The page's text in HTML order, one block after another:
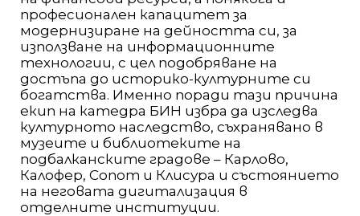
професионален капацитет за
модернизиране на дейността си, за
използване на информационните
технологии, с цел подобряване на
достъпа до историко-културните си
богатства. Именно поради тази причина
екип на катедра БИН избра да изследва
културното наследство, съхранявано в
музеите и библиотеките на
подбалканските градове – Карлово,
Калофер, Сопот и Клисура и състоянието
на неговата дигитализация в
отделните институции.